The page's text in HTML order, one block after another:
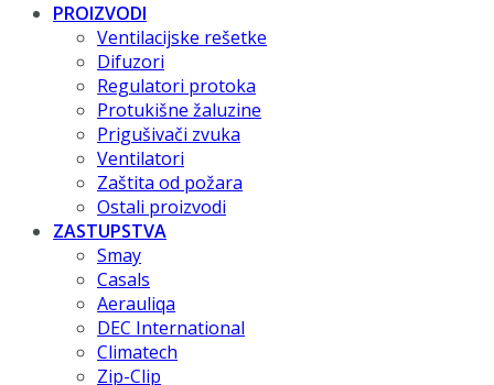
PROIZVODI
Ventilacijske rešetke
Difuzori
Regulatori protoka
Protukišne žaluzine
Prigušivači zvuka
Ventilatori
Zaštita od požara
Ostali proizvodi
ZASTUPSTVA
Smay
Casals
Aerauliqa
DEC International
Climatech
Zip-Clip